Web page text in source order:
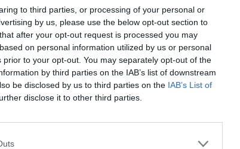
to third parties, or processing of your personal or
by us, please use the below opt-out section to
after your opt-out request is processed you may
on personal information utilized by us or personal
to your opt-out. You may separately opt-out of the
by third parties on the IAB’s list of downstream
be disclosed by us to third parties on the IAB’s List of
disclose it to other third parties.
on mielettömät perinteet.
jossa tunnelma on
mutta ekstrakorttina
Kanada.
puolelta mukana on
31.05.2026 18:37
Huikeaa
kaatoi
ensimmäisen
31.05.2026 18:25
Vakuuttava
nurin ja eteni